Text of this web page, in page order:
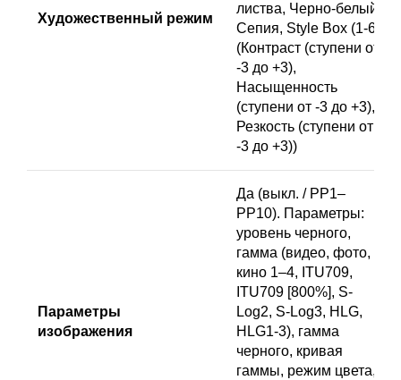
Художественный режим
листва, Черно-белый,
Сепия, Style Box (1-6),
(Контраст (ступени от
-3 до +3),
Насыщенность
(ступени от -3 до +3),
Резкость (ступени от
-3 до +3))
Параметры
изображения
Да (выкл. / PP1–
PP10). Параметры:
уровень черного,
гамма (видео, фото,
кино 1–4, ITU709,
ITU709 [800%], S-
Log2, S-Log3, HLG,
HLG1-3), гамма
черного, кривая
гаммы, режим цвета,